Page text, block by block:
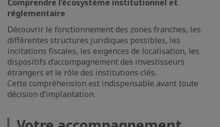
Comprendre l’écosystème institutionnel et
réglementaire
Découvrir le fonctionnement des zones franches, les
différentes structures juridiques possibles, les
incitations fiscales, les exigences de localisation, les
dispositifs d’accompagnement des investisseurs
étrangers et le rôle des institutions clés.
Cette compréhension est indispensable avant toute
décision d’implantation.